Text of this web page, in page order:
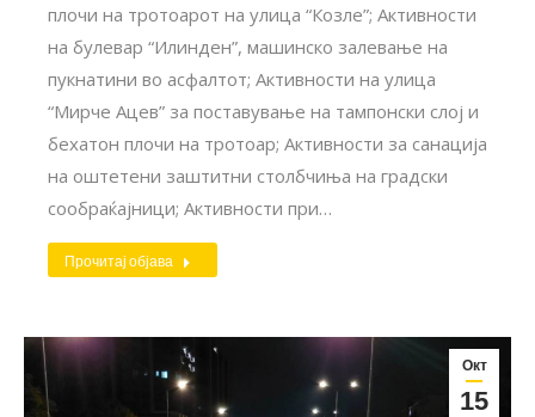
плочи на тротоарот на улица “Козле”; Активности
на булевар “Илинден”, машинско залевање на
пукнатини во асфалтот; Активности на улица
“Мирче Ацев” за поставување на тампонски слој и
бехатон плочи на тротоар; Aктивности за санација
на оштетени заштитни столбчиња на градски
сообраќајници; Активности при…
Прочитај објава
Окт
15